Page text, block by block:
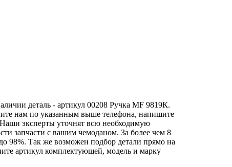
деталь - артикул 00208 Ручка MF 9819К.
нам по указанным выше телефона, напишите
эксперты уточнят всю необходимую
запчасти с вашим чемоданом. За более чем 8
98%. Так же возможен подбор детали прямо на
артикул комплектующей, модель и марку